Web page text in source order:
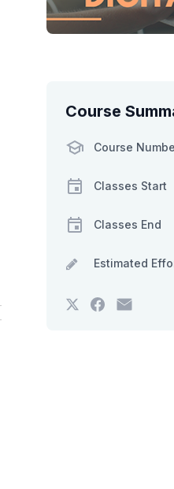
Course
Course
Classes Start
Classes End
Estimated
Tweet
thatPost
a Email